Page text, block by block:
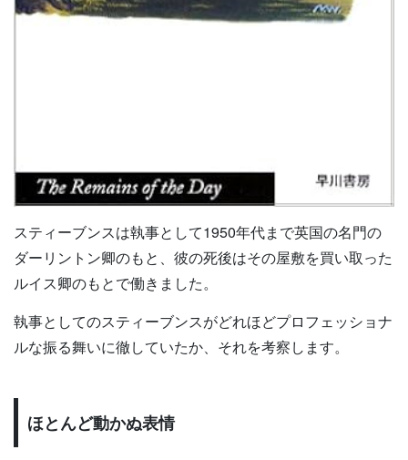
スティーブンスは執事として1950年代まで英国の名門の
ダーリントン卿のもと、彼の死後はその屋敷を買い取った
ルイス卿のもとで働きました。
執事としてのスティーブンスがどれほどプロフェッショナ
ルな振る舞いに徹していたか、それを考察します。
ほとんど動かぬ表情